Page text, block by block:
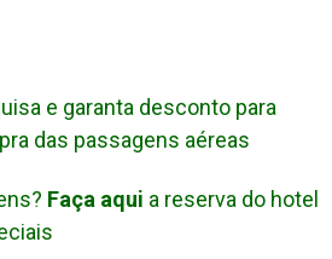
e garanta desconto para
das passagens aéreas
Faça aqui a reserva do hotel